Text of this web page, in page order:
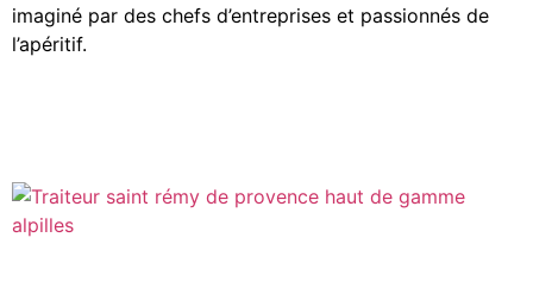
imaginé par des chefs d’entreprises et passionnés de
l’apéritif.